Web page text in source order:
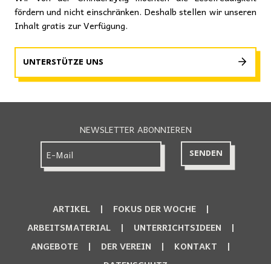
fördern und nicht einschränken. Deshalb stellen wir unseren
Inhalt gratis zur Verfügung.
UNTERSTÜTZE UNS
NEWSLETTER ABONNIEREN
ARTIKEL
FOKUS DER WOCHE
ARBEITSMATERIAL
UNTERRICHTSIDEEN
ANGEBOTE
DER VEREIN
KONTAKT